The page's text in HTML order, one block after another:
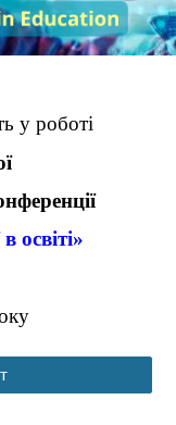
у роботі
освіті»